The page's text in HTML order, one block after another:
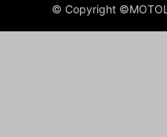
© Copyright